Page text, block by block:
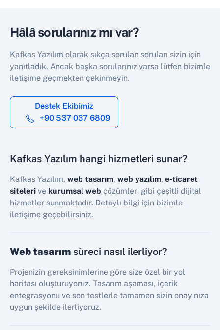
Hâlâ sorularınız mı var?
Kafkas Yazılım olarak sıkça sorulan soruları sizin için
yanıtladık. Ancak başka sorularınız varsa lütfen bizimle
iletişime geçmekten çekinmeyin.
Destek Ekibimiz
+90 537 037 6809
Kafkas Yazılım hangi hizmetleri sunar?
Kafkas Yazılım, web tasarım, web yazılım, e-ticaret
siteleri ve kurumsal web çözümleri gibi çeşitli dijital
hizmetler sunmaktadır. Detaylı bilgi için bizimle
iletişime geçebilirsiniz.
Web tasarım süreci nasıl ilerliyor?
Projenizin gereksinimlerine göre size özel bir yol
haritası oluşturuyoruz. Tasarım aşaması, içerik
entegrasyonu ve son testlerle tamamen sizin onayınıza
uygun şekilde ilerliyoruz.